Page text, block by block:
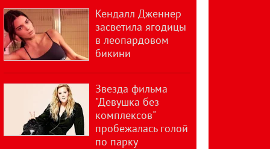
Кендалл Дженнер
засветила ягодицы
в леопардовом
бикини
Звезда фильма
"Девушка без
комплексов"
пробежалась голой
по парку